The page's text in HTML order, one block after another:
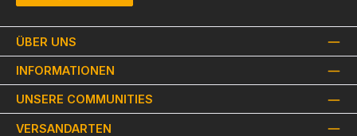
ÜBER UNS
INFORMATIONEN
UNSERE COMMUNITIES
VERSANDARTEN